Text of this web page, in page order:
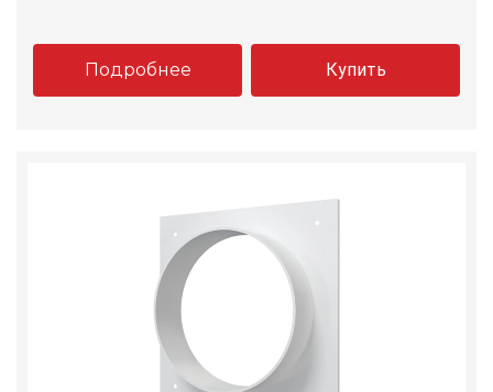
Подробнее Купить